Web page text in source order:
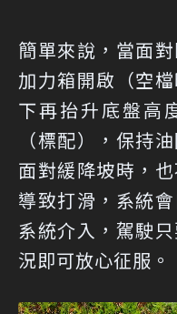
簡單來說，當面
加力箱開啟（空
下再抬升底盤高
（標配），保持
面對緩降坡時，
導致打滑，系統
系統介入，駕駛
況即可放心征服。